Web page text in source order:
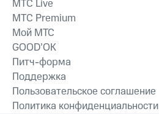
MTС Live
MTС Premium
Мой МТС
GOOD’OK
Питч-форма
Поддержка
Пользовательское соглашение
Политика конфиденциальности